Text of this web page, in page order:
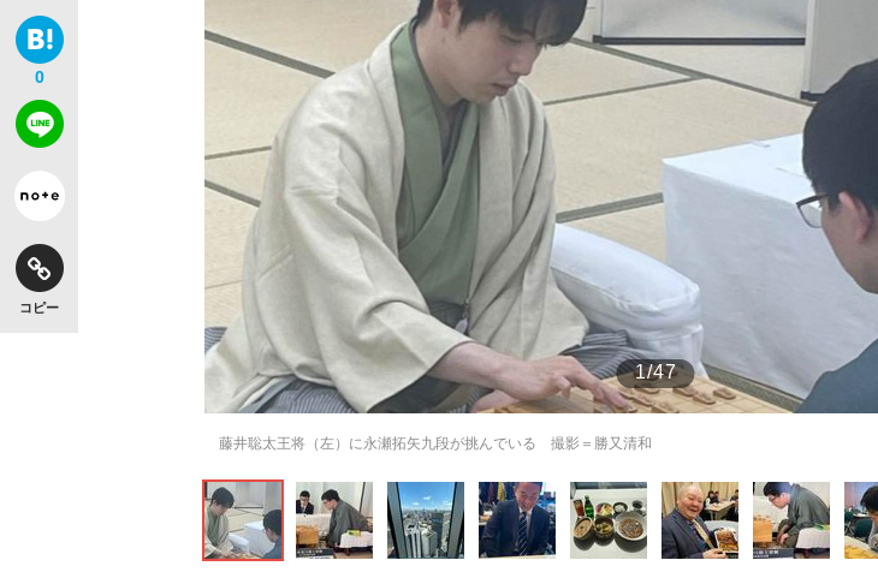
「目標達成できなかったからと言って…」サッカー日本代表・森保一監督...
もっと見る
もっと見る
0
コピー
1/47
藤井聡太王将（左）に永瀬拓矢九段が挑んでいる 撮影＝勝又清和